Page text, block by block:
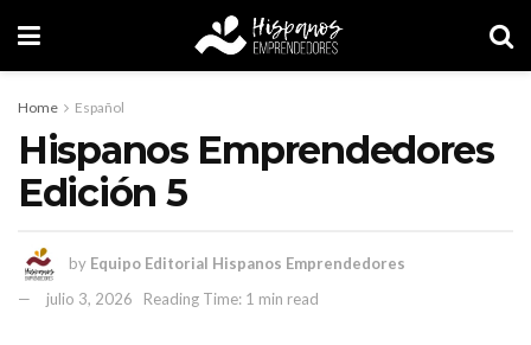
Home Español
Hispanos Emprendedores
Edición 5
by Equipo Editorial Hispanos Emprendedores
julio 3, 2026
Reading Time: 1 min read